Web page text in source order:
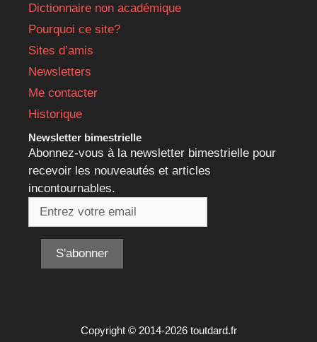
Dictionnaire non académique
Pourquoi ce site?
Sites d’amis
Newsletters
Me contacter
Historique
Newsletter bimestrielle
Abonnez-vous à la newsletter bimestrielle pour
recevoir les nouveautés et articles
incontournables.
Copyright © 2014-2026 toutdard.fr